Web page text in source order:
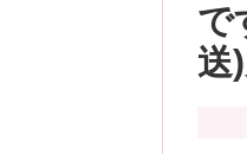
で
送